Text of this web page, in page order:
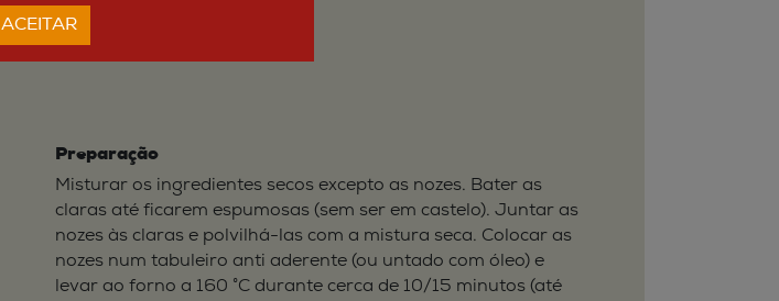
Preparação
Misturar os ingredientes secos excepto as nozes. Bater as
claras até ficarem espumosas (sem ser em castelo). Juntar as
nozes às claras e polvilhá-las com a mistura seca. Colocar as
nozes num tabuleiro anti aderente (ou untado com óleo) e
levar ao forno a 160 °C durante cerca de 10/15 minutos (até
ACEITAR